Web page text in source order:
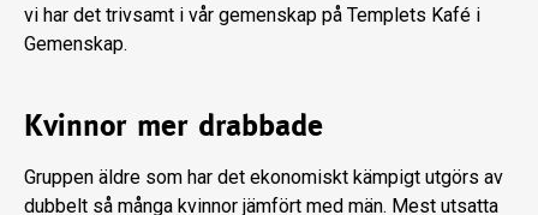
vi har det trivsamt i vår gemenskap på Templets Kafé i
Gemenskap.
Kvinnor mer drabbade
Gruppen äldre som har det ekonomiskt kämpigt utgörs av
dubbelt så många kvinnor jämfört med män. Mest utsatta